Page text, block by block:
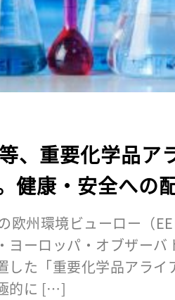
等、重要化学品
健康・安全への
欧州環境ビューロー（
ヨーロッパ・オブザーバ
した「重要化学品アライ
的に […]